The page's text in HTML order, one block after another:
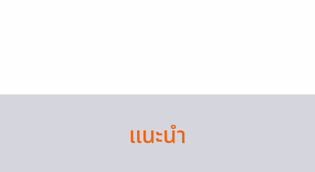
แนะนำ